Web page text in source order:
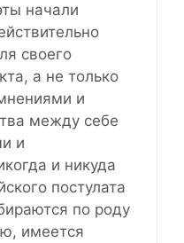
начали
своего
а не только
и
между себе
и
и никуда
постулата
по роду
имеется